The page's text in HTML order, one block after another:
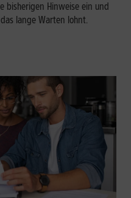
bisherigen Hinweise ein und
lange Warten lohnt.